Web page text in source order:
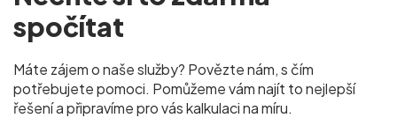
spočítat
Máte zájem o naše služby? Povězte nám, s čím
potřebujete pomoci. Pomůžeme vám najít to nejlepší
řešení a připravíme pro váskalkulaci na míru.